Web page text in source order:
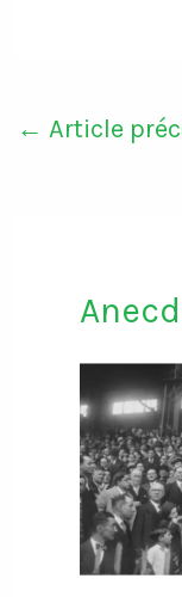
← Article